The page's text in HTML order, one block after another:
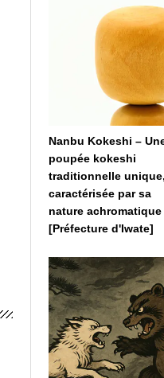
Nanbu Kokeshi –
poupée kokeshi
traditionnelle unique,
caractérisée par sa
nature achromatique
[Préfecture d'Iwate]